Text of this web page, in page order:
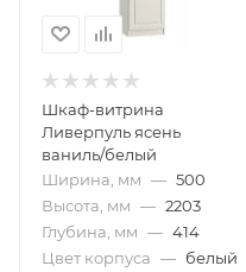
Шкаф-витрина
Ливерпуль ясень
ваниль/белый
Ширина, мм — 500
Высота, мм — 2203
Глубина, мм — 414
Цвет корпуса — белый